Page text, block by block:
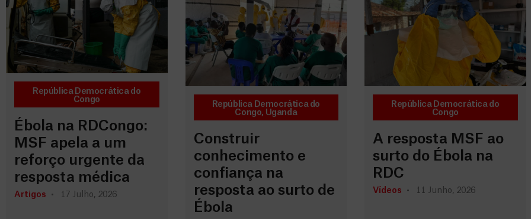
República Democrática do
Congo
Ébola na RDCongo:
MSF apela a um
reforço urgente da
resposta médica
Artigos 17 Julho, 2026
República Democrática do
Congo, Uganda
Construir
conhecimento e
confiança na
resposta ao surto de
Ébola
República Democrática do
Congo
A resposta MSF ao
surto do Ébola na
RDC
Vídeos 11 Junho, 2026